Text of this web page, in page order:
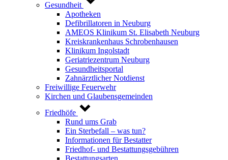
Gesundheit
Apotheken
Defibrillatoren in Neuburg
AMEOS Klinikum St. Elisabeth Neuburg
Kreiskrankenhaus Schrobenhausen
Klinikum Ingolstadt
Geriatriezentrum Neuburg
Gesundheitsportal
Zahnärztlicher Notdienst
Freiwillige Feuerwehr
Kirchen und Glaubensgemeinden
Friedhöfe
Rund ums Grab
Ein Sterbefall – was tun?
Informationen für Bestatter
Friedhof- und Bestattungsgebühren
Bestattungsarten